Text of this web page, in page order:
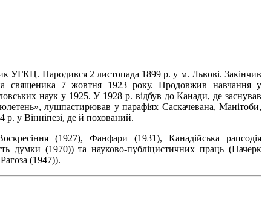
УГКЦ. Народився 2 листопада 1899 р. у м. Львові. Закінчив
священика 7 жовтня 1923 року. Продовжив навчання у
наук у 1925. У 1928 р. відбув до Канади, де заснував
лушпастирював у парафіях Саскачевана, Манітоби,
р. у Вінніпезі, де й похований.
(1927), Фанфари (1931), Канадійська рапсодія
думки (1970)) та науково-публіцистичних праць (Начерк
(1947)).